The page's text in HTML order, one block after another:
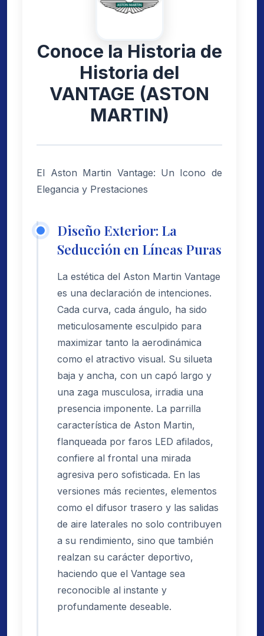
Conoce la Historia de
Historia del
VANTAGE (ASTON
MARTIN)
El Aston Martin Vantage: Un Icono de
Elegancia y Prestaciones
Diseño Exterior: La
Seducción en Líneas Puras
La estética del Aston Martin Vantage
es una declaración de intenciones.
Cada curva, cada ángulo, ha sido
meticulosamente esculpido para
maximizar tanto la aerodinámica
como el atractivo visual. Su silueta
baja y ancha, con un capó largo y
una zaga musculosa, irradia una
presencia imponente. La parrilla
característica de Aston Martin,
flanqueada por faros LED afilados,
confiere al frontal una mirada
agresiva pero sofisticada. En las
versiones más recientes, elementos
como el difusor trasero y las salidas
de aire laterales no solo contribuyen
a su rendimiento, sino que también
realzan su carácter deportivo,
haciendo que el Vantage sea
reconocible al instante y
profundamente deseable.